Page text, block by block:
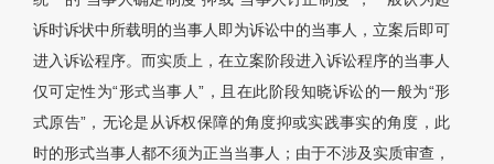
诉时诉状中所载明的当事人即为诉讼中的当事人，立案后即可
进入诉讼程序。而实质上，在立案阶段进入诉讼程序的当事人
仅可定性为“形式当事人”，且在此阶段知晓诉讼的一般为“形
式原告”，无论是从诉权保障的角度抑或实践事实的角度，此
时的形式当事人都不须为正当当事人；由于不涉及实质审查，